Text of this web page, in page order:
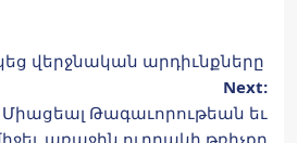
վերջնական արդիւնքները
Next:
Միացեալ Թագաւորութեան եւ